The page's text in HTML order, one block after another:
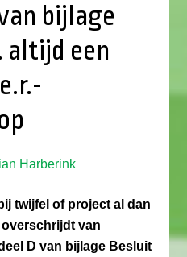
bijlage
altijd een
Harberink
twijfel of project al dan
van
D van bijlage Besluit